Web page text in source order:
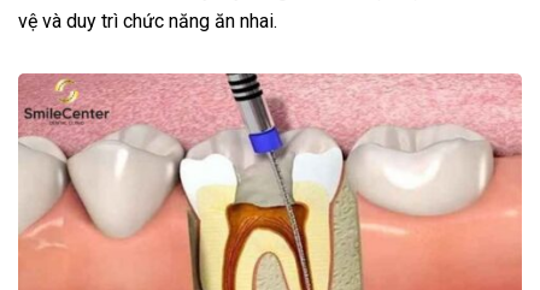
vệ và duy trì chức năng ăn nhai.